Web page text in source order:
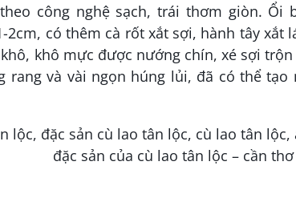
công nghệ sạch, trái thơm giòn. Ổi
2cm, có thêm cà rốt xắt sợi, hành tây xắt
khô mực được nướng chín, xé sợi
rang và vài ngọn húng lủi, đã có thể